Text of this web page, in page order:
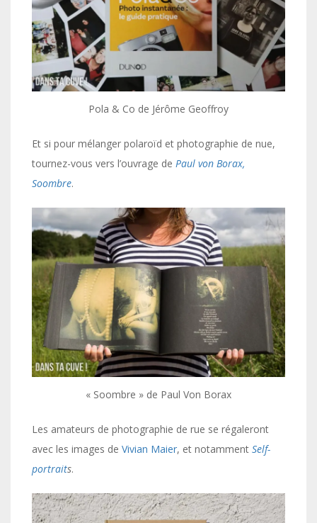
Pola & Co de Jérôme Geoffroy
Et si pour mélanger polaroïd et photographie de nue,
tournez-vous vers l’ouvrage de Paul von Borax,
Soombre.
« Soombre » de Paul Von Borax
Les amateurs de photographie de rue se régaleront
avec les images de Vivian Maier, et notamment Self-
portraits.